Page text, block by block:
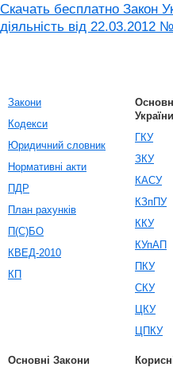
Скачать бесплатно Закон
діяльність від 22.03.2012
Закони
Кодекси
Юридичний словник
Нормативні акти
ПДР
План рахунків
П(С)БО
КВЕД-2010
КП
України
ГКУ
ЗКУ
КАСУ
КЗпПУ
ККУ
КУпАП
ПКУ
СКУ
ЦКУ
ЦПКУ
Основні Закони